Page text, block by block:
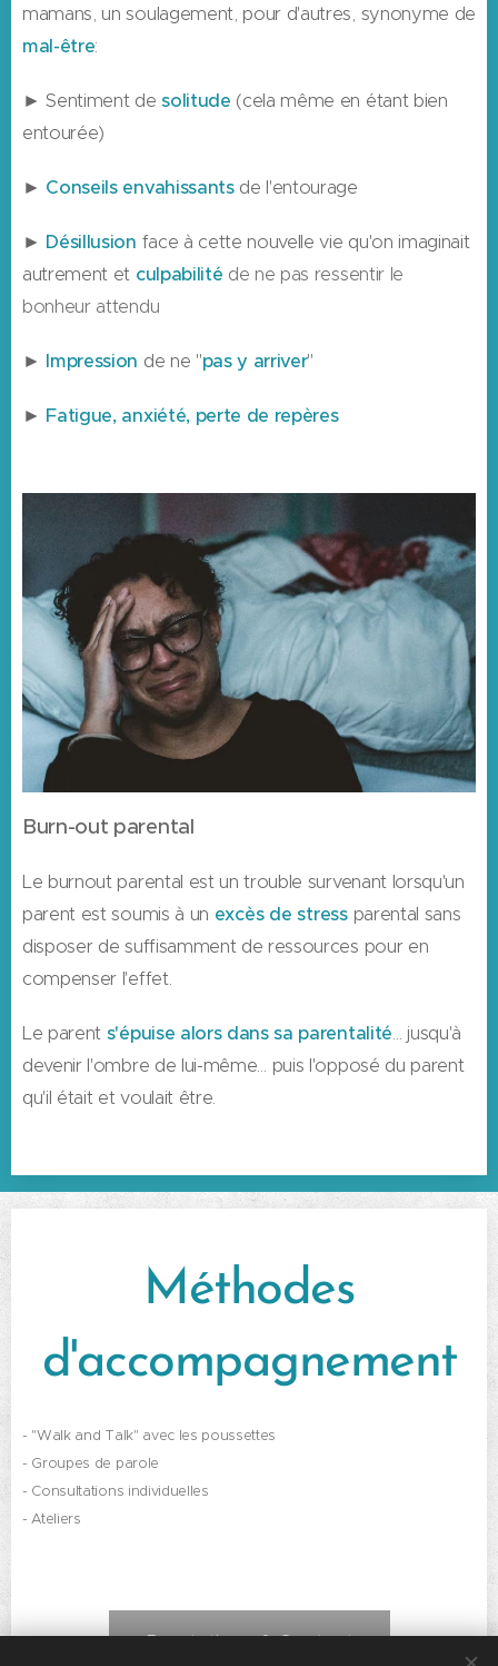
mamans, un soulagement, pour d'autres, synonyme de
mal-être:
► Sentiment desolitude (cela même en étant bien
entourée)
► Conseils envahissantsde l'entourage
► Désillusion face à cette nouvelle vie qu'on imaginait
autrement et culpabilité de ne pas ressentir le
bonheur attendu
► Impression de ne "pas y arriver"
► Fatigue, anxiété, perte de repères
Burn-out parental
Le burnout parental est un trouble survenant lorsqu'un
parent est soumis à un excès de stress parental sans
disposer de suffisamment de ressources pour en
compenser l'effet.
Le parent s'épuise alors dans sa parentalité… jusqu'à
devenir l'ombre de lui-même… puis l'opposé du parent
qu'il était et voulait être.
Méthodes
d'accompagnement
- "Walk and Talk" avec les poussettes
- Groupes de parole
- Consultations individuelles
- Ateliers
Prestations & Contact